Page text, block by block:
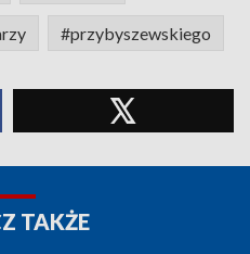
#przybyszewskiego
TAKŻE